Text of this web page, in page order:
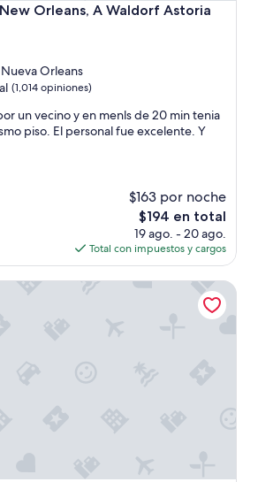
Orleans, A Waldorf Astoria
Orleans, A Waldorf Astoria Hotel
Orleans
(1,014 opiniones)
un vecino y en menls de 20 min tenia
piso. El personal fue excelente. Y
$163 por noche
El
precio
actual
es
de
$194 en total
19 ago. - 20 ago.
Total con impuestos y cargos
New Orleans